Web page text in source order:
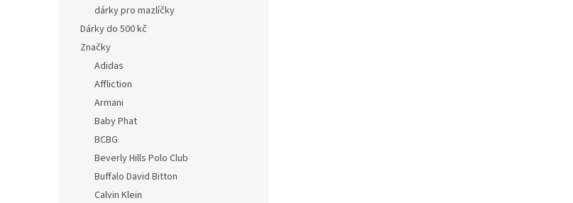
dárky pro mazlíčky
Dárky do 500 kč
Značky
Adidas
Affliction
Armani
Baby Phat
BCBG
Beverly Hills Polo Club
Buffalo David Bitton
Calvin Klein